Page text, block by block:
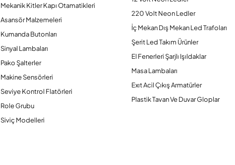
Mekanik Kitler Kapı Otamatikleri
Asansör Malzemeleri
Kumanda Butonları
Sinyal Lambaları
Pako Şalterler
Makine Sensörleri
Seviye Kontrol Flatörleri
Role Grubu
Siviç Modelleri
220 Volt Neon Ledler
İç Mekan Dış Mekan Led Trafoları
Şerit Led Takım Ürünler
El Fenerleri Şarjlı Işıldaklar
Masa Lambaları
Exıt Acil Çıkış Armatürler
Plastik Tavan Ve Duvar Gloplar